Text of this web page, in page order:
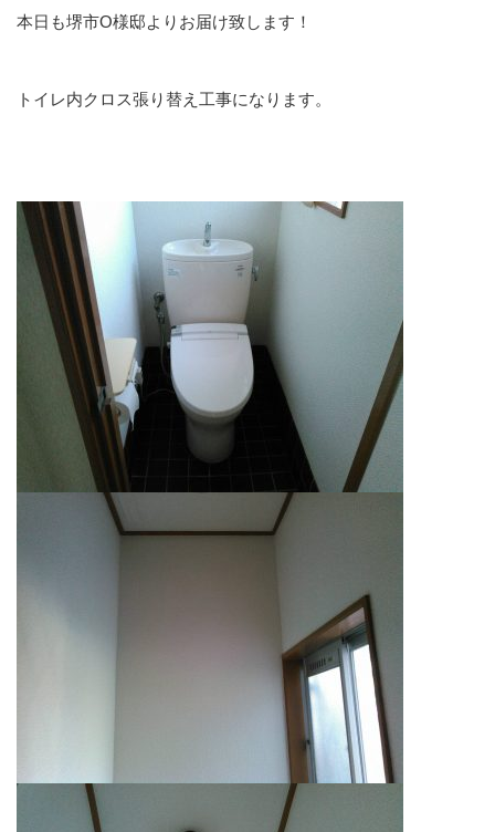
本日も堺市O様邸よりお届け致します！
トイレ内クロス張り替え工事になります。